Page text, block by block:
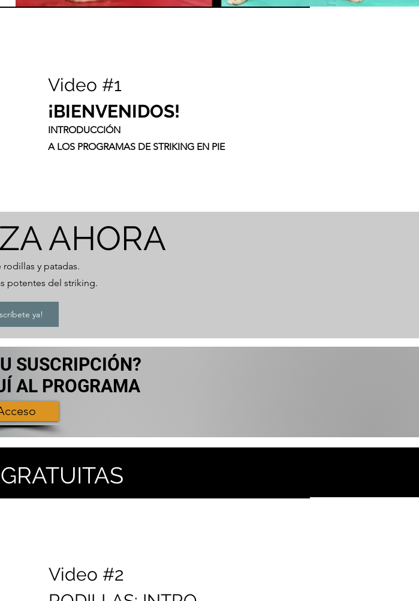
Video #1
¡BIENVENIDOS!
INTRODUCCIÓN
A LOS PROGRAMAS DE STRIKING EN PIE
AHORA
rodillas y patadas.
potentes del striking.
ya!
SUSCRIPCIÓN?
AL PROGRAMA
Video #2